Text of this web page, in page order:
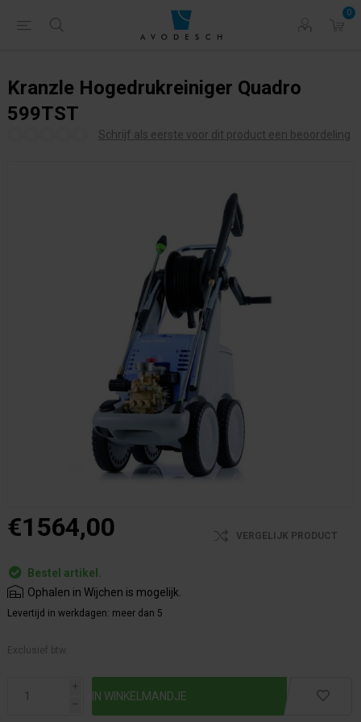
0
Kranzle Hogedrukreiniger Quadro
599TST
Schrijf als eerste voor dit product een beoordeling
€1564,00 VERGELIJK PRODUCT
Bestel artikel.
Ophalen in Wijchen is mogelijk.
Levertijd in werkdagen: meer dan 5
Exclusief btw.
i
h